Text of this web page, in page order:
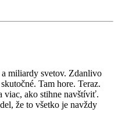
miliardy svetov. Zdanlivo
Tam hore. Teraz.
ako stihne navštíviť.
že to všetko je navždy